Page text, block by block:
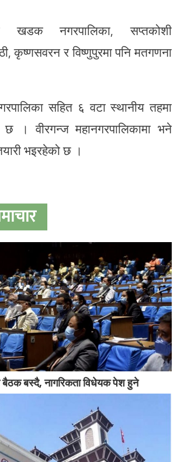
खडक नगरपालिका, सप्तकोशी
कृष्णसवरन र विष्णुपुरमा पनि मतगणना
सहित ६ वटा स्थानीय तहमा
। वीरगन्ज महानगरपालिकामा भने
भइरहेको छ ।
बस्दै, नागरिकता विधेयक पेश हुने